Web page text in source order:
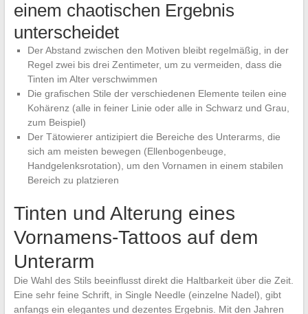
einem chaotischen Ergebnis
unterscheidet
Der Abstand zwischen den Motiven bleibt regelmäßig, in der
Regel zwei bis drei Zentimeter, um zu vermeiden, dass die
Tinten im Alter verschwimmen
Die grafischen Stile der verschiedenen Elemente teilen eine
Kohärenz (alle in feiner Linie oder alle in Schwarz und Grau,
zum Beispiel)
Der Tätowierer antizipiert die Bereiche des Unterarms, die
sich am meisten bewegen (Ellenbogenbeuge,
Handgelenksrotation), um den Vornamen in einem stabilen
Bereich zu platzieren
Tinten und Alterung eines
Vornamens-Tattoos auf dem
Unterarm
Die Wahl des Stils beeinflusst direkt die Haltbarkeit über die Zeit.
Eine sehr feine Schrift, in Single Needle (einzelne Nadel), gibt
anfangs ein elegantes und dezentes Ergebnis. Mit den Jahren